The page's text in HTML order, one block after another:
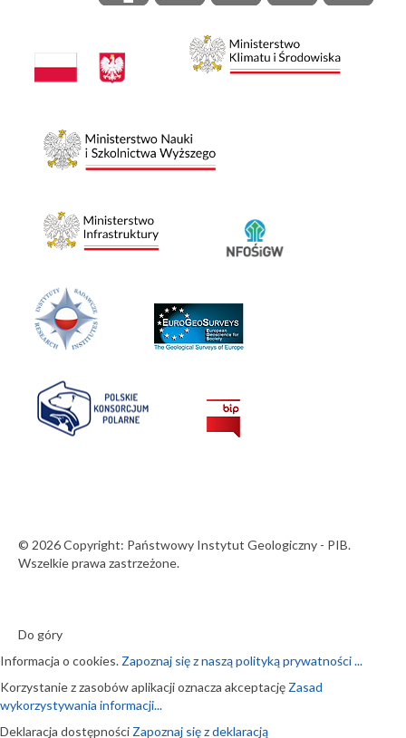
© 2026 Copyright: Państwowy Instytut Geologiczny - PIB.
Wszelkie prawa zastrzeżone.
Do góry
Informacja o cookies. Zapoznaj się z naszą polityką prywatności ...
Korzystanie z zasobów aplikacji oznacza akceptację Zasad
wykorzystywania informacji...
Deklaracja dostępności Zapoznaj się z deklaracją